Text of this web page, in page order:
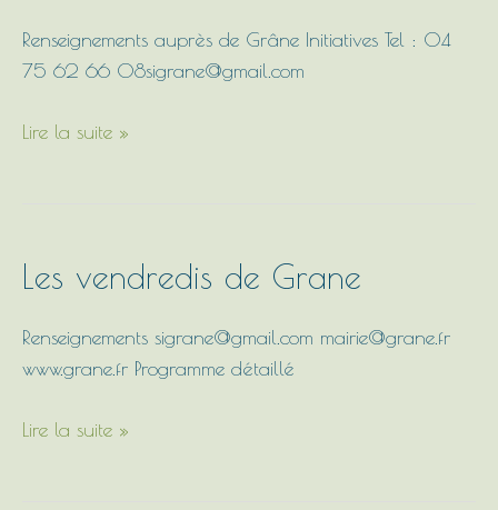
Renseignements auprès de Grâne Initiatives Tel : 04
75 62 66 08sigrane@gmail.com
grenier
a
Lire la suite »
Les vendredis de Grane
Renseignements sigrane@gmail.com mairie@grane.fr
www.grane.fr Programme détaillé
Les
de
Grane
Lire la suite »